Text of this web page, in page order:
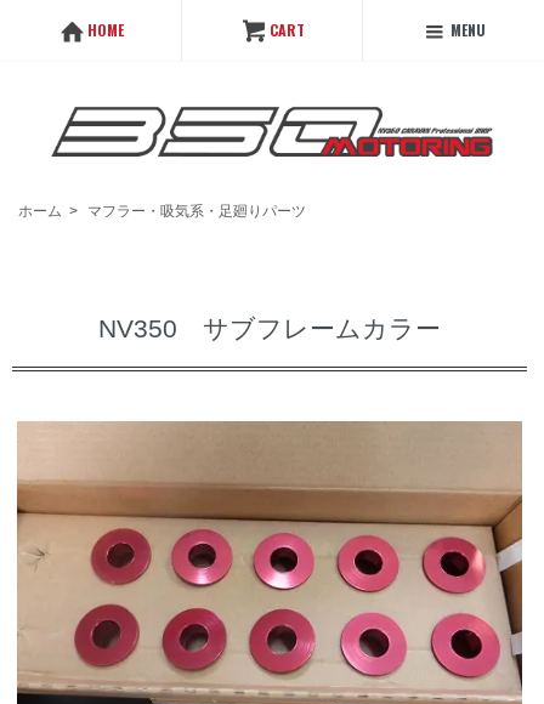
HOME CART MENU
ホーム > マフラー・吸気系・足廻りパーツ
NV350 サブフレームカラー